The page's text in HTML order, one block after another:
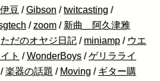
豆 /Gibson /twitcasting /
/zoom / 新曲 阿久津雅
ただのオヤジ日記 / miniamp / ウエ
ト /WonderBoys /ゲリラライ
/楽器の話題 / Moving / ギター購